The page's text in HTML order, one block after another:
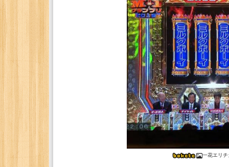
一花エリ